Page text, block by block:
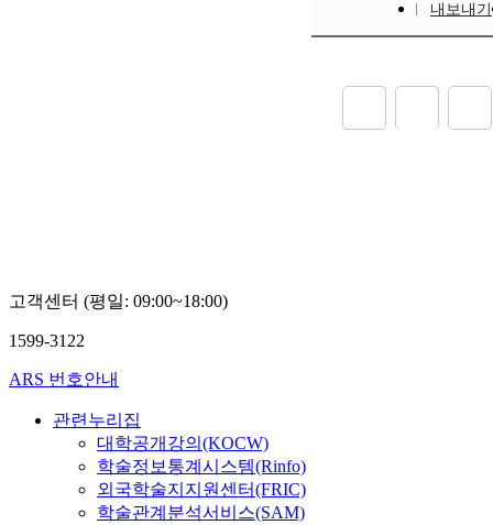
H was
and it is
내보내기
고객센터 (평일: 09:00~18:00)
1599-3122
ARS 번호안내
관련누리집
대학공개강의(KOCW)
학술정보통계시스템(Rinfo)
외국학술지지원센터(FRIC)
학술관계분석서비스(SAM)